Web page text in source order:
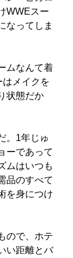
WWEスー
なってしま
ムなんて着
はメイクを
状態だか
。1年じゅ
ーであって
ムはいつも
品のすべて
を身につけ
ので、ホテ
い距離とバ